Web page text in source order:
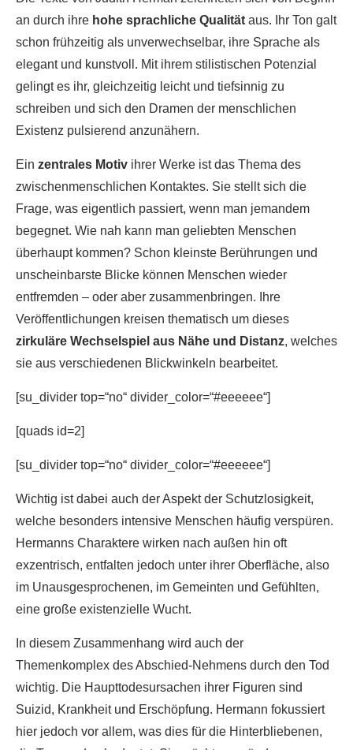
an durch ihre hohe sprachliche Qualität aus. Ihr Ton galt
schon frühzeitig als unverwechselbar, ihre Sprache als
elegant und kunstvoll. Mit ihrem stilistischen Potenzial
gelingt es ihr, gleichzeitig leicht und tiefsinnig zu
schreiben und sich den Dramen der menschlichen
Existenz pulsierend anzunähern.
Ein zentrales Motiv ihrer Werke ist das Thema des
zwischenmenschlichen Kontaktes. Sie stellt sich die
Frage, was eigentlich passiert, wenn man jemandem
begegnet. Wie nah kann man geliebten Menschen
überhaupt kommen? Schon kleinste Berührungen und
unscheinbarste Blicke können Menschen wieder
entfremden – oder aber zusammenbringen. Ihre
Veröffentlichungen kreisen thematisch um dieses
zirkuläre Wechselspiel aus Nähe und Distanz, welches
sie aus verschiedenen Blickwinkeln bearbeitet.
[su_divider top=“no“ divider_color=“#eeeeee“]
[quads id=2]
[su_divider top=“no“ divider_color=“#eeeeee“]
Wichtig ist dabei auch der Aspekt der Schutzlosigkeit,
welche besonders intensive Menschen häufig verspüren.
Hermanns Charaktere wirken nach außen hin oft
exzentrisch, entfalten jedoch unter ihrer Oberfläche, also
im Unausgesprochenen, im Gemeinten und Gefühlten,
eine große existenzielle Wucht.
In diesem Zusammenhang wird auch der
Themenkomplex des Abschied-Nehmens durch den Tod
wichtig. Die Haupttodesursachen ihrer Figuren sind
Suizid, Krankheit und Erschöpfung. Hermann fokussiert
hier jedoch vor allem, was dies für die Hinterbliebenen,